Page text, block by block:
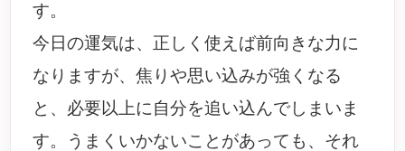
す。
今日の運気は、正しく使えば前向きな力に
なりますが、焦りや思い込みが強くなる
と、必要以上に自分を追い込んでしまいま
す。うまくいかないことがあっても、それ